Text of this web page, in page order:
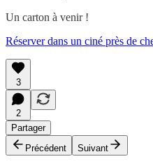
Un carton à venir !
Réserver dans un ciné près de
3
2
Partager
Précédent
Suivant